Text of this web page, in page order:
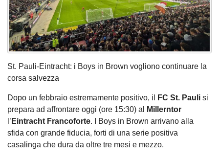
St. Pauli-Eintracht: i Boys in Brown vogliono continuare la
corsa salvezza
Dopo un febbraio estremamente positivo, il FC St. Pauli si
prepara ad affrontare oggi (ore 15:30) al
Millerntor
l’ Eintracht Francoforte. I Boys in Brown arrivano alla
sfida con grande fiducia, forti di una serie positiva
casalinga che dura da oltre tre mesi e mezzo.